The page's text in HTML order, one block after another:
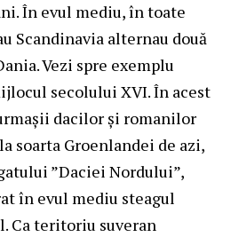
În evul mediu, în toate
Scandinavia alternau două
Vezi spre exemplu
secolului XVI. În acest
dacilor și romanilor
soarta Groenlandei de azi,
”Daciei Nordului”,
în evul mediu steagul
Ca teritoriu suveran